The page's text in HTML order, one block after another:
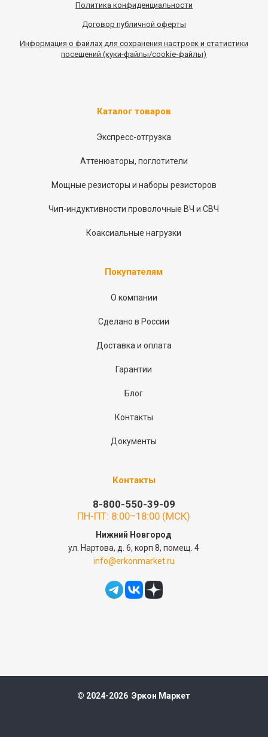
Политика конфиденциальности
Договор публичной оферты
Информация о файлах для сохранения настроек и статистики
посещений (куки-файлы/cookie-файлы)
Каталог товаров
Экспресс-отгрузка
Аттенюаторы, поглотители
Мощные резисторы и наборы резисторов
Чип-индуктивности проволочные ВЧ и СВЧ
Коаксиальные нагрузки
Покупателям
О компании
Сделано в России
Доставка и оплата
Гарантии
Блог
Контакты
Документы
Контакты
8-800-550-39-09
ПН-ПТ: 8:00–18:00 (МСК)
Нижний Новгород
ул. Нартова, д. 6, корп 8, помещ. 4
info@erkonmarket.ru
© 2024-2026 Эркон Маркет